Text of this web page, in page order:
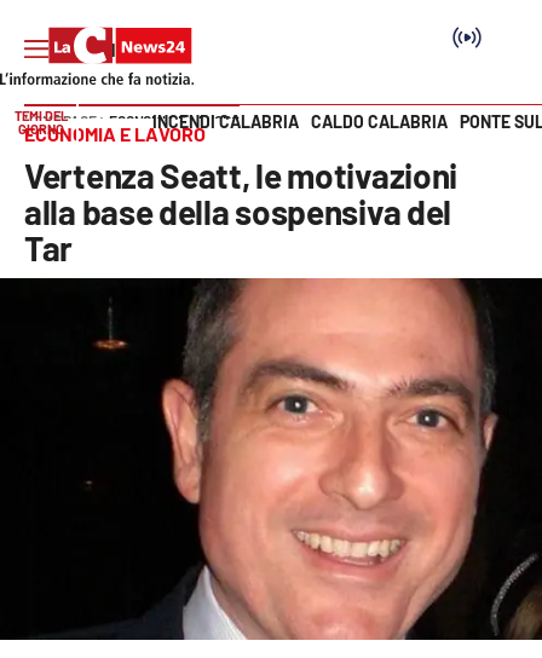
SEZIONI
Cronaca
Politica
Economia e lavoro
Vai
TEMI DEL
GIORNO
INCENDI CALABRIA CALDO CALABRIA PONTE
HOME PAGE ECONOMIA E LAVORO
ECONOMIA E LAVORO
Vertenza Seatt, le motivazioni
alla base della sospensiva del
Tar